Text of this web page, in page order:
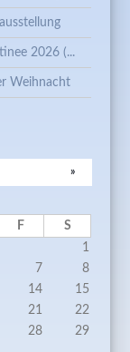
2026 (...
Weihnacht
»
F
S
1
7
8
14
15
21
22
28
29